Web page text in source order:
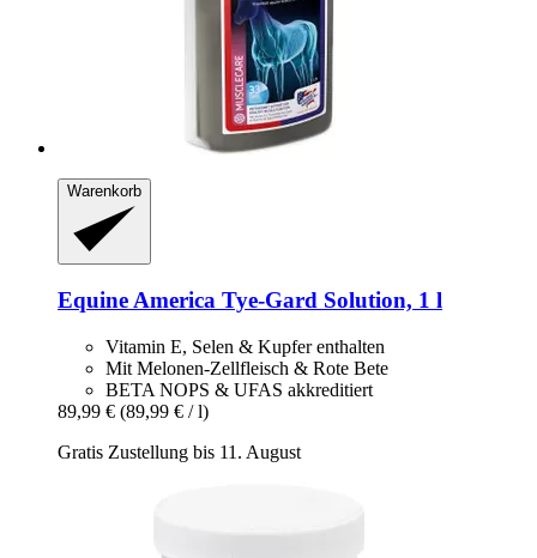
Warenkorb
Equine America Tye-​Gard Solution, 1 l
Vitamin E, Selen & Kupfer enthalten
Mit Melonen-Zellfleisch & Rote Bete
BETA NOPS & UFAS akkreditiert
89,99 € (89,99 € / l)
Gratis Zustellung bis 11. August